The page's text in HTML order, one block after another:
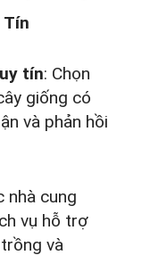
Tín
tín: Chọn
giống có
và phản hồi
nhà cung
vụ hỗ trợ
và